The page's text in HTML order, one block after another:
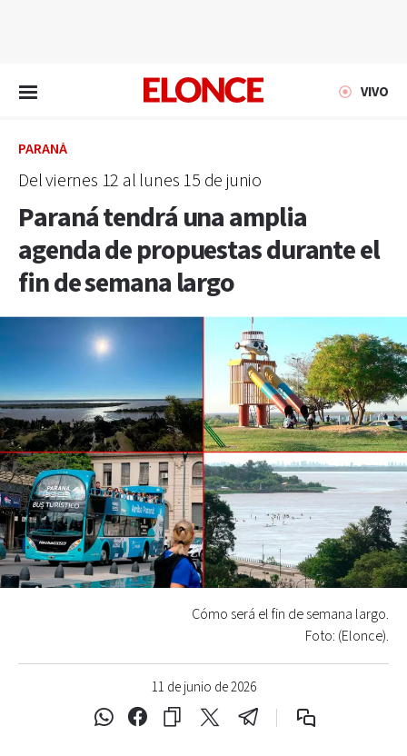
VIVO
PARANÁ
Del viernes 12 al lunes 15 de junio
Paraná tendrá una amplia
agenda de propuestas durante el
fin de semana largo
11 de junio de 2026
Cómo será el fin de semana largo.
Foto: (Elonce).